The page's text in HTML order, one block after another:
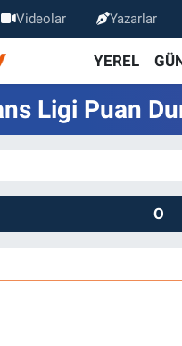
Videolar Yazarlar
YEREL
Ligi Puan
O